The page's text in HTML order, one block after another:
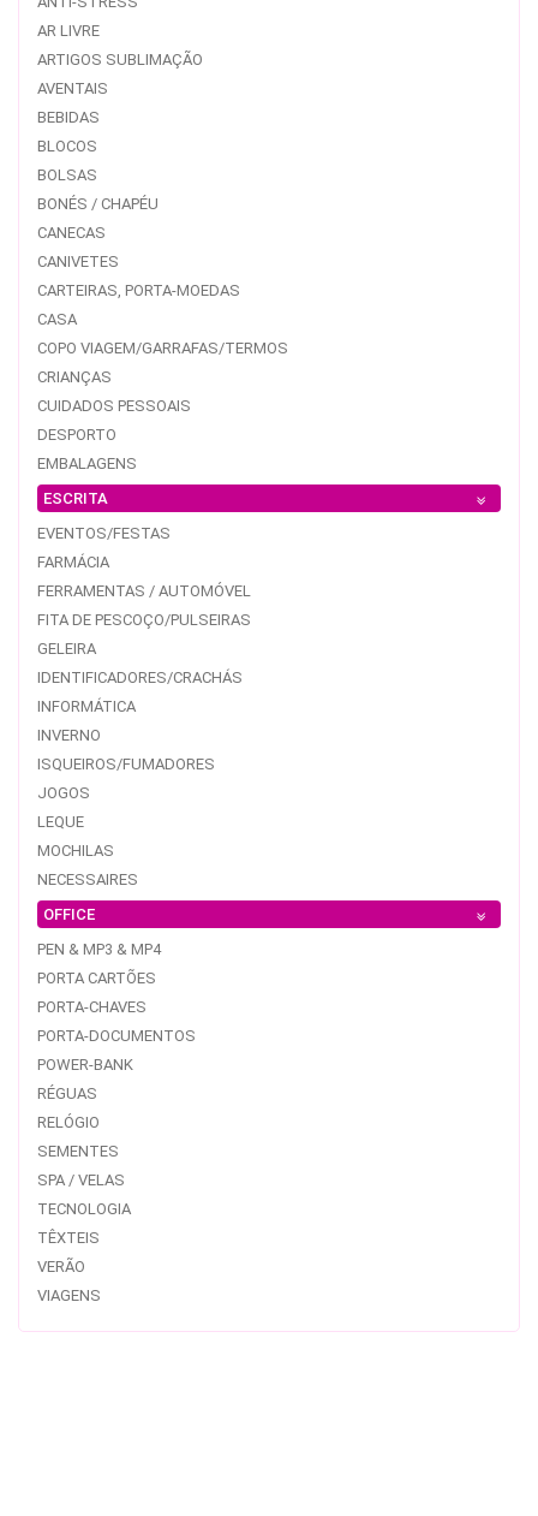
AR LIVRE
ARTIGOS SUBLIMAÇÃO
AVENTAIS
BEBIDAS
BLOCOS
BOLSAS
BONÉS / CHAPÉU
CANECAS
CANIVETES
CARTEIRAS, PORTA-MOEDAS
CASA
COPO VIAGEM/GARRAFAS/TERMOS
CRIANÇAS
CUIDADOS PESSOAIS
DESPORTO
EMBALAGENS
ESCRITA
EVENTOS/FESTAS
FARMÁCIA
FERRAMENTAS / AUTOMÓVEL
FITA DE PESCOÇO/PULSEIRAS
GELEIRA
IDENTIFICADORES/CRACHÁS
INFORMÁTICA
INVERNO
ISQUEIROS/FUMADORES
JOGOS
LEQUE
MOCHILAS
NECESSAIRES
OFFICE
PEN & MP3 & MP4
PORTA CARTÕES
PORTA-CHAVES
PORTA-DOCUMENTOS
POWER-BANK
RÉGUAS
RELÓGIO
SEMENTES
SPA / VELAS
TECNOLOGIA
TÊXTEIS
VERÃO
VIAGENS